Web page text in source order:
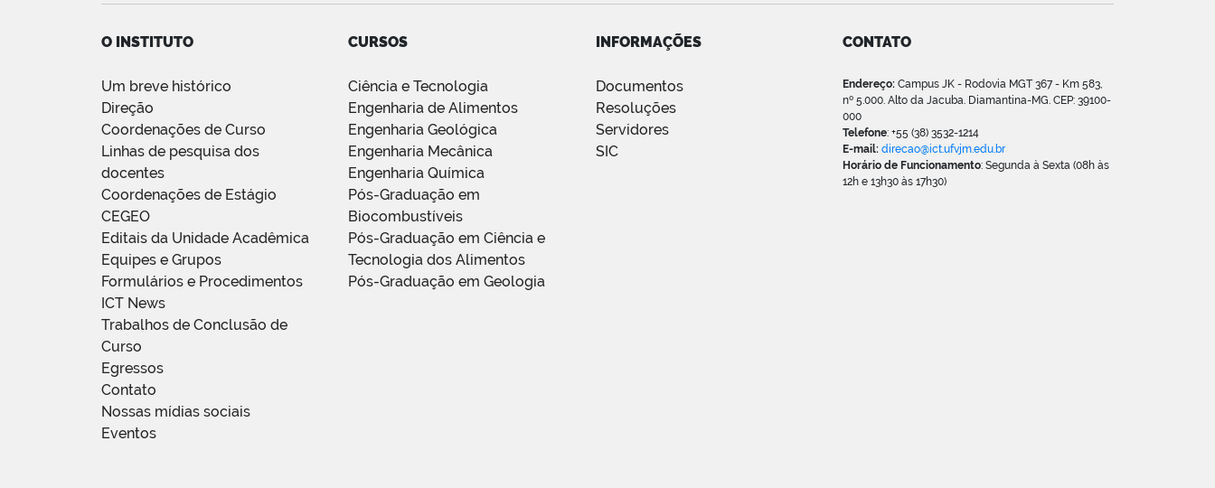
O INSTITUTO
Um breve histórico
Direção
Coordenações de Curso
Linhas de pesquisa dos
docentes
Coordenações de Estágio
CEGEO
Editais da Unidade Acadêmica
Equipes e Grupos
Formulários e Procedimentos
ICT News
Trabalhos de Conclusão de
Curso
Egressos
Contato
Nossas mídias sociais
Eventos
CURSOS
Ciência e Tecnologia
Engenharia de Alimentos
Engenharia Geológica
Engenharia Mecânica
Engenharia Química
Pós-Graduação em
Biocombustíveis
Pós-Graduação em Ciência e
Tecnologia dos Alimentos
Pós-Graduação em Geologia
INFORMAÇÕES
Documentos
Resoluções
Servidores
SIC
CONTATO
Endereço:Campus JK - Rodovia MGT 367 - Km 583,
nº 5.000. Alto da Jacuba. Diamantina-MG. CEP: 39100-
000
Telefone: +55 (38) 3532-1214
E-mail: direcao@ict.ufvjm.edu.br
Horário de Funcionamento: Segunda à Sexta (08h às
12h e 13h30 às 17h30)